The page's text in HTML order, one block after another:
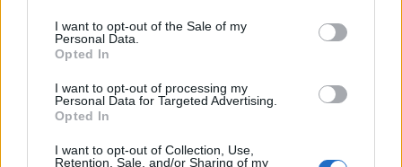
I want to opt-out of the Sale of my
Personal Data.
Opted In
I want to opt-out of processing my
Personal Data for Targeted Advertising.
Opted In
I want to opt-out of Collection, Use,
Retention, Sale, and/or Sharing of my
Εγγραφή στο Newsletter